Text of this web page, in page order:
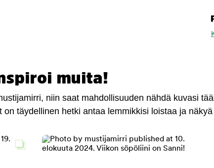
muita!
niin saat mahdollisuuden nähdä kuvasi
täydellinen hetki antaa lemmikkisi loistaa ja